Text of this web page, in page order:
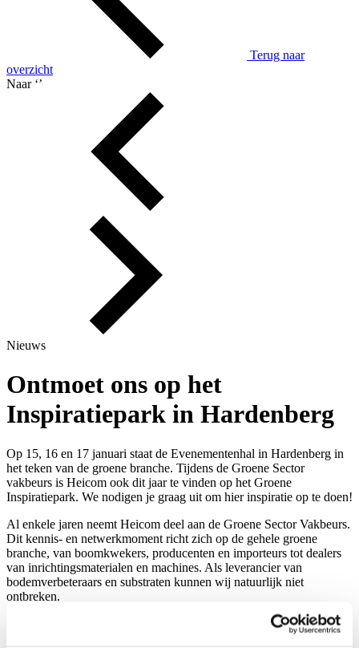
Terug naar
overzicht
Naar ‘’
Nieuws
Ontmoet ons op het
Inspiratiepark in Hardenberg
Op 15, 16 en 17 januari staat de Evenementenhal in Hardenberg in
het teken van de groene branche. Tijdens de Groene Sector
vakbeurs is Heicom ook dit jaar te vinden op het Groene
Inspiratiepark. We nodigen je graag uit om hier inspiratie op te doen!
Al enkele jaren neemt Heicom deel aan de Groene Sector Vakbeurs.
Dit kennis- en netwerkmoment richt zich op de gehele groene
branche, van boomkwekers, producenten en importeurs tot dealers
van inrichtingsmaterialen en machines. Als leverancier van
bodemverbeteraars en substraten kunnen wij natuurlijk niet
ontbreken.